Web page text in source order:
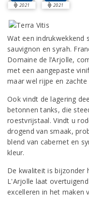
2021 2021
Wat een indrukwekkend
sauvignon en syrah.
Domaine de l’Arjolle,
met een aangepaste
maar wel rijpe en
Ook vindt de lagering
betonnen tanks, die
roestvrijstaal. Vindt u
drogend van smaak,
blend van cabernet en
kleur.
De kwaliteit is bijzonder
L'Arjolle laat
excelleren in het maken